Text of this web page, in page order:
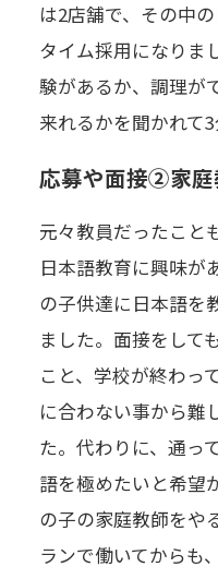
は2店舗で、その中
タイム採用になりま
験があるか、調理が
来れるかを聞かれて3
応募や面接②家庭
元々教員だったこと
日本語教育に興味が
の子供達に日本語を
ました。面接をして
こと、学校が終わっ
に合わない事から難
た。代わりに、通っ
語を極めたいと希望
の子の家庭教師をや
ランで働いてからも